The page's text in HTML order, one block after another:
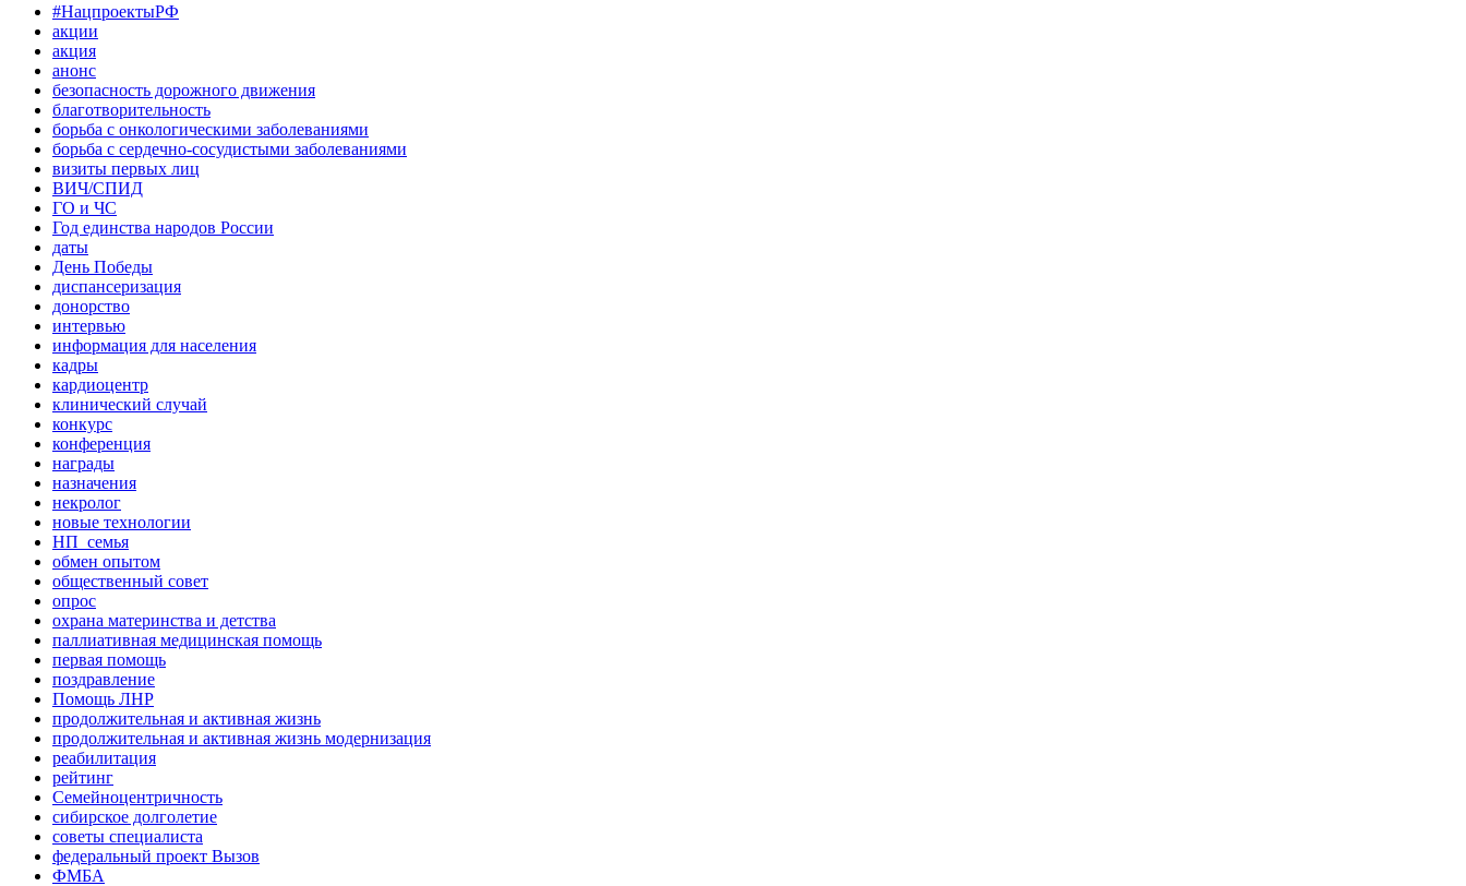
#НацпроектыРФ
акции
акция
анонс
безопасность дорожного движения
благотворительность
борьба с онкологическими заболеваниями
борьба с сердечно-сосудистыми заболеваниями
визиты первых лиц
ВИЧ/СПИД
ГО и ЧС
Год единства народов России
даты
День Победы
диспансеризация
донорство
интервью
информация для населения
кадры
кардиоцентр
клинический случай
конкурс
конференция
награды
назначения
некролог
новые технологии
НП_семья
обмен опытом
общественный совет
опрос
охрана материнства и детства
паллиативная медицинская помощь
первая помощь
поздравление
Помощь ЛНР
продолжительная и активная жизнь
продолжительная и активная жизнь модернизация
реабилитация
рейтинг
Семейноцентричность
сибирское долголетие
советы специалиста
федеральный проект Вызов
ФМБА